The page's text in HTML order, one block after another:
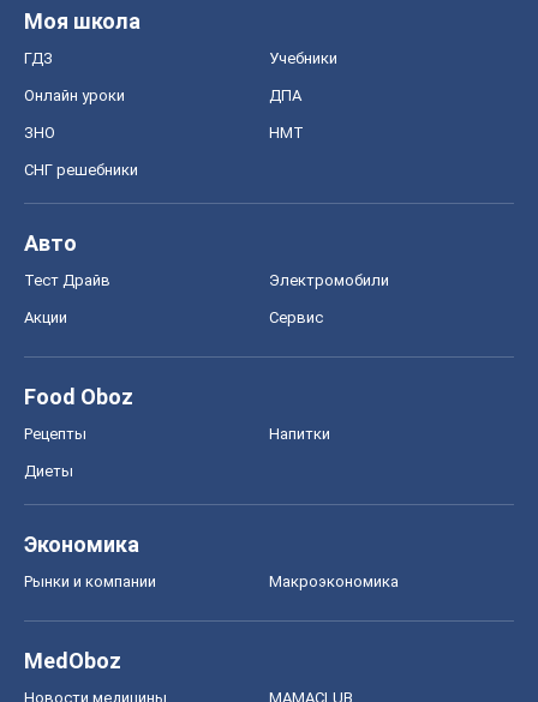
Моя школа
ГДЗ Учебники
Онлайн уроки ДПА
ЗНО НМТ
СНГ решебники
Авто
Тест Драйв Электромобили
Акции Сервис
Food Oboz
Рецепты Напитки
Диеты
Экономика
Рынки и компании Mакроэкономика
MedOboz
Новости медицины MAMACLUB